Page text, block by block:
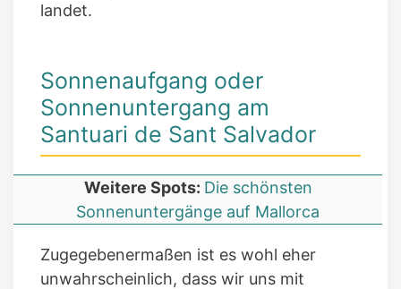
landet.
Sonnenaufgang oder
Sonnenuntergang am
Santuari de Sant Salvador
Weitere Spots: Die schönsten
Sonnenuntergänge auf Mallorca
Zugegebenermaßen ist es wohl eher
unwahrscheinlich, dass wir uns mit